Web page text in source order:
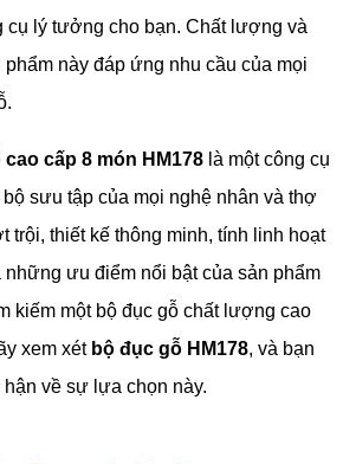
cụ lý tưởng cho bạn. Chất lượng và
này đáp ứng nhu cầu của mọi
cao cấp 8 món HM178 là một công cụ
sưu tập của mọi nghệ nhân và thợ
trội, thiết kế thông minh, tính linh hoạt
những ưu điểm nổi bật của sản phẩm
kiếm một bộ đục gỗ chất lượng cao
xem xét bộ đục gỗ HM178, và bạn
về sự lựa chọn này.